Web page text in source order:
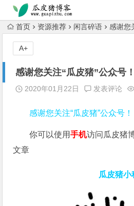
跳转到主内容
首页 资源推荐 闲言碎语 感谢您
感谢您关注“瓜皮猪”公众号！
2020年01月22日 发表评论
感谢您关注“瓜皮猪”公众号！
你可以使用手机访问瓜皮猪
文章
瓜皮猪小
A+